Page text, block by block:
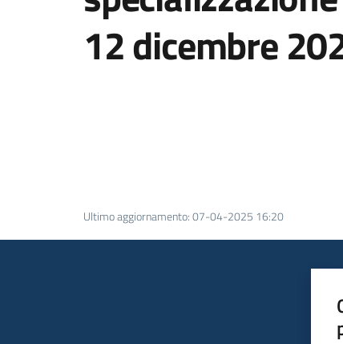
12 dicembre
Ultimo aggiornamento:07-04-2025 16:20